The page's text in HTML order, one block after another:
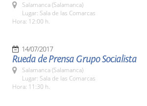
Salamanca (Salamanca)
Lugar: Sala de las Comarcas
Hora: 12:00 h.
14/07/2017
Rueda de Prensa Grupo Socialista
Salamanca (Salamanca)
Lugar: Sala de las Comarcas
Hora: 11:30 h.